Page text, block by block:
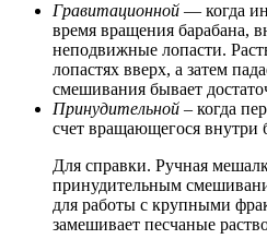
Гравитационной — когда
время вращения барабана,
неподвижные лопасти.
лопастях вверх, а затем
смешивания бывает
Принудительной – когда
счет вращающегося внутри
Для справки. Ручная
принудительным
для работы с крупными
замешивает песчаные